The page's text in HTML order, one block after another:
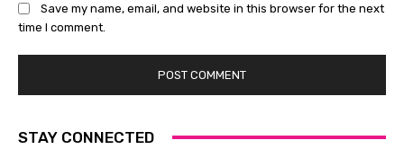
Save my name, email, and website in this browser for the next
time I comment.
STAY CONNECTED